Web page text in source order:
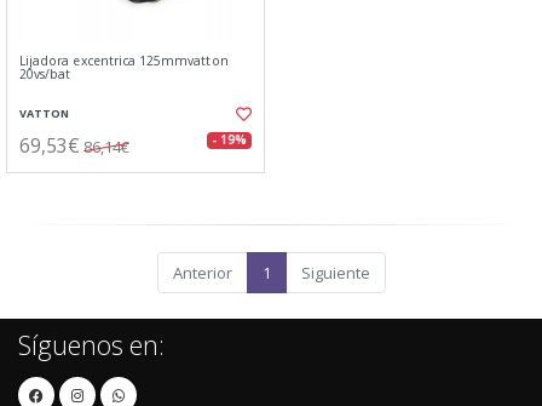
Lijadora excentrica 125mmvatton
20vs/bat
VATTON
69,53€ 86,14€ - 19%
Anterior 1 Siguiente
Síguenos en: